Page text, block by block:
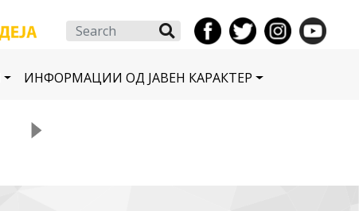
Search
ИНФОРМАЦИИ ОД ЈАВЕН КАРАКТЕР